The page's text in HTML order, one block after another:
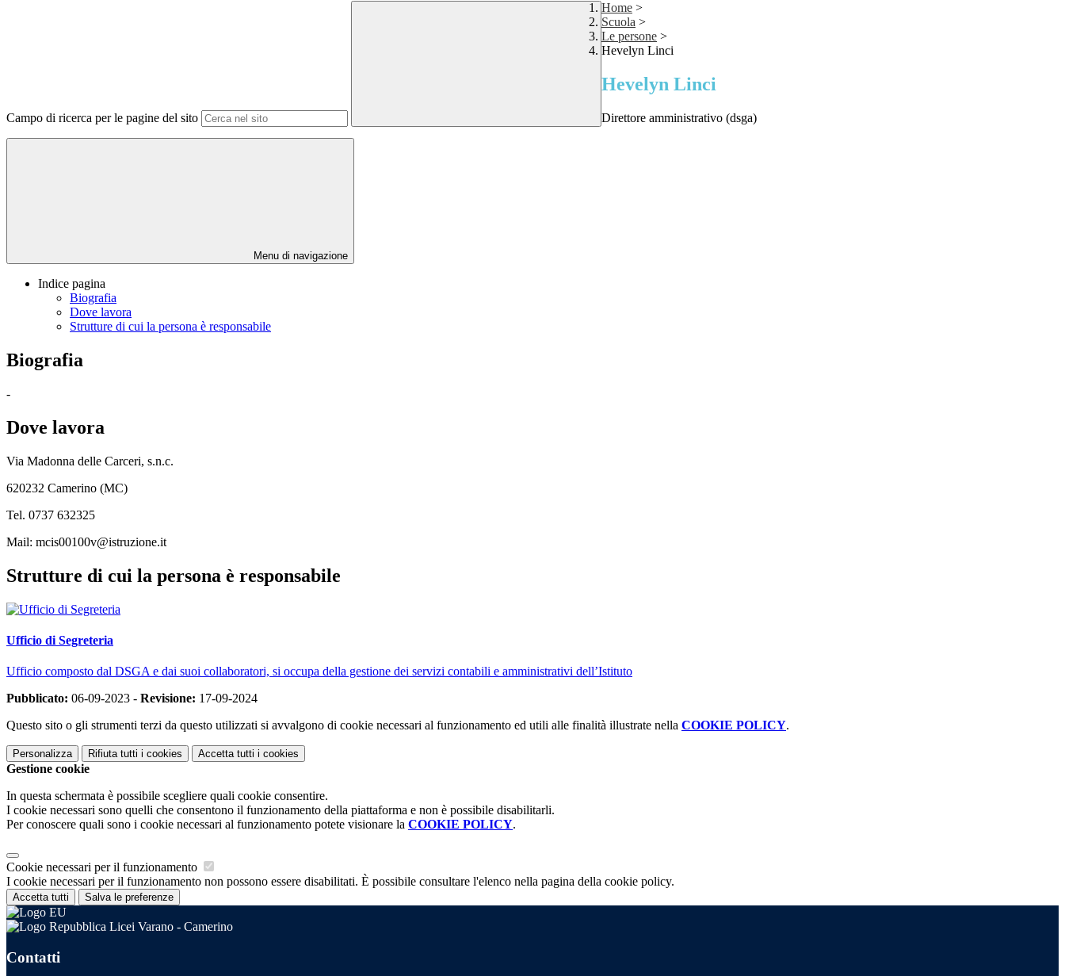
Campo di ricerca per le pagine del sito
Home >
Scuola >
Le persone >
Hevelyn Linci
Hevelyn Linci
Direttore amministrativo (dsga)
Menu di navigazione
Indice pagina
Biografia
Dove lavora
Strutture di cui la persona è responsabile
Biografia
-
Dove lavora
Via Madonna delle Carceri, s.n.c.
620232 Camerino (MC)
Tel. 0737 632325
Mail: mcis00100v@istruzione.it
Strutture di cui la persona è responsabile
Ufficio di Segreteria
Ufficio composto dal DSGA e dai suoi collaboratori, si occupa della gestione dei servizi contabili e amministrativi dell’Istituto
Pubblicato: 06-09-2023 - Revisione: 17-09-2024
Questo sito o gli strumenti terzi da questo utilizzati si avvalgono di cookie necessari al funzionamento ed utili alle finalità illustrate nella COOKIE POLICY.
Personalizza Rifiuta tutti i cookies Accetta tutti i cookies
Gestione cookie
In questa schermata è possibile scegliere quali cookie consentire.
I cookie necessari sono quelli che consentono il funzionamento della piattaforma e non è possibile disabilitarli.
Per conoscere quali sono i cookie necessari al funzionamento potete visionare la COOKIE POLICY.
Cookie necessari per il funzionamento
I cookie necessari per il funzionamento non possono essere disabilitati. È possibile consultare l'elenco nella pagina della cookie policy.
Accetta tutti Salva le preferenze
Licei Varano - Camerino
Contatti